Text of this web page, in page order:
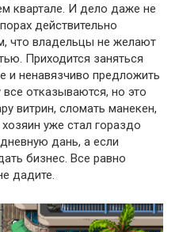
квартале. И дело даже не
действительно
что владельцы не желают
Приходится заняться
и ненавязчиво предложить
отказываются, но это
витрин, сломать манекен,
хозяин уже стал гораздо
дань, а если
бизнес. Все равно
дадите.